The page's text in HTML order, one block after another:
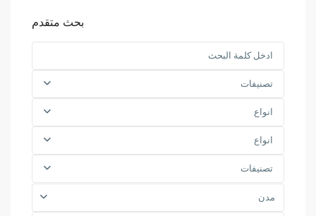
بحث متقدم
تصنيفات
انواع
انواع
تصنيفات
مدن